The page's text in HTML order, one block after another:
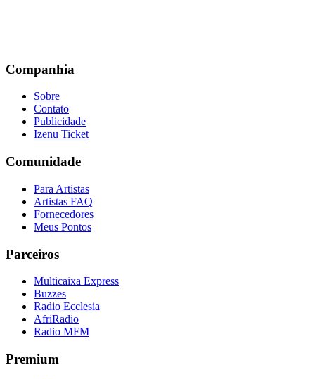
Companhia
Sobre
Contato
Publicidade
Izenu Ticket
Comunidade
Para Artistas
Artistas FAQ
Fornecedores
Meus Pontos
Parceiros
Multicaixa Express
Buzzes
Radio Ecclesia
AfriRadio
Radio MFM
Premium